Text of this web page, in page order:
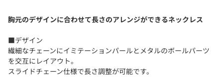
胸元のデザインに合わせて長さのアレンジができるネックレス
■デザイン
繊細なチェーンにイミテーションパールとメタルのボールパーツ
を交互にレイアウト。
スライドチェーン仕様で長さ調整が可能です。